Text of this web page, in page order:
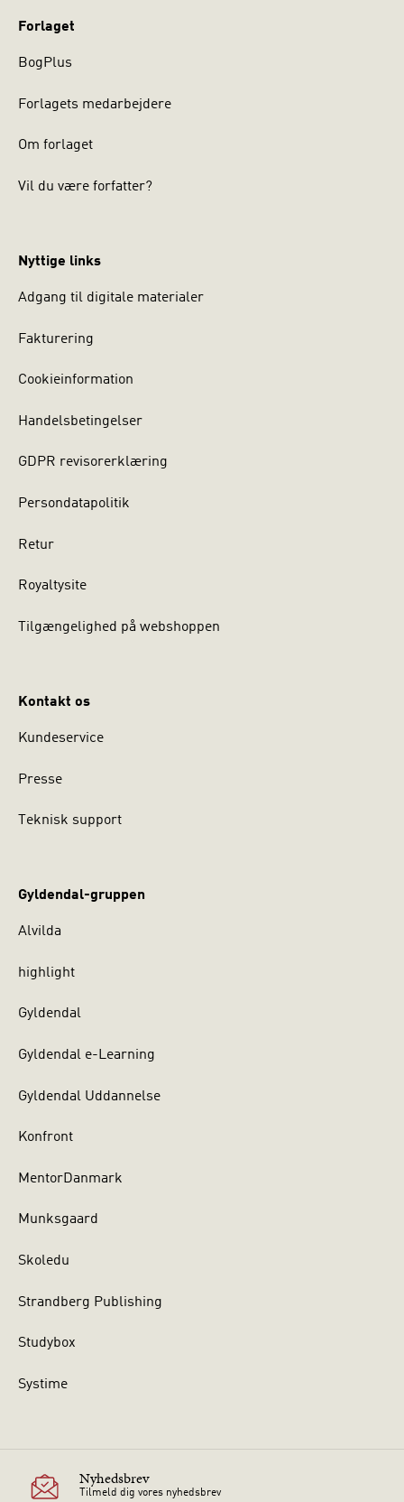
Forlaget
BogPlus
Forlagets medarbejdere
Om forlaget
Vil du være forfatter?
Nyttige links
Adgang til digitale materialer
Fakturering
Cookieinformation
Handelsbetingelser
GDPR revisorerklæring
Persondatapolitik
Retur
Royaltysite
Tilgængelighed på webshoppen
Kontakt os
Kundeservice
Presse
Teknisk support
Gyldendal-gruppen
Alvilda
highlight
Gyldendal
Gyldendal e-Learning
Gyldendal Uddannelse
Konfront
MentorDanmark
Munksgaard
Skoledu
Strandberg Publishing
Studybox
Systime
Nyhedsbrev
Tilmeld dig vores nyhedsbrev